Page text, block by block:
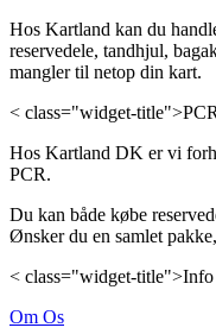
Hos Kartland kan du
reservedele, tandhjul,
mangler til netop din kart.
< class="widget-
Hos Kartland DK er vi
PCR.
Du kan både købe
Ønsker du en samlet
< class="widget-title">Info
Om Os